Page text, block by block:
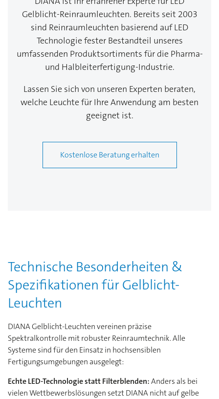
Gelblicht-Reinraumleuchten. Bereits seit 2003
sind Reinraumleuchten basierend auf LED
Technologie fester Bestandteil unseres
umfassenden Produktsortiments für die Pharma-
und Halbleiterfertigung-Industrie.
Lassen Sie sich von unseren Experten beraten,
welche Leuchte für Ihre Anwendung am besten
geeignet ist.
Kostenlose Beratung erhalten
Technische Besonderheiten &
Spezifikationen für Gelblicht-
Leuchten
DIANA Gelblicht-Leuchten vereinen präzise
Spektralkontrolle mit robuster Reinraumtechnik. Alle
Systeme sind für den Einsatz in hochsensiblen
Fertigungsumgebungen ausgelegt:
Echte LED-Technologie statt Filterblenden:Anders als bei
vielen Wettbewerbslösungen setzt DIANA nicht auf gelbe